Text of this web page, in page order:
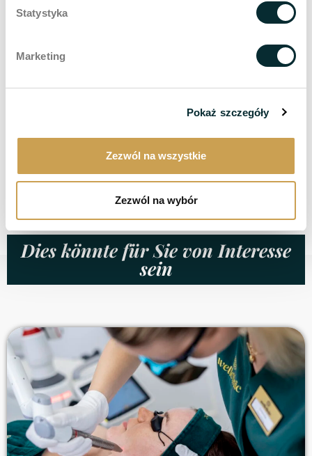
Statystyka
Marketing
Pokaż szczegóły
Zezwól na wszystkie
Zezwól na wybór
Aufgaben
Dies könnte für Sie von Interesse
sein